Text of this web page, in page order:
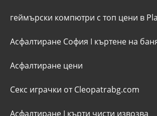
геймърски компютри с топ цени в
Асфалтиране София I къртене на
Асфалтиране цени
Секс играчки от Cleopatrabg.com
Асфалтиране I кърти чисти извозва